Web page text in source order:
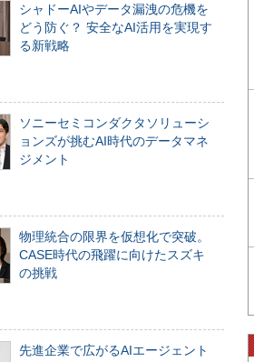
シャドーAIやデータ漏洩の危機を
どう防ぐ？ 安全なAI活用を実現す
る新戦略
ソニーセミコンダクタソリューシ
ョンズが挑むAI時代のデータマネ
ジメント
物理統合の限界を仮想化で突破。
CASE時代の飛躍に向けたスズキ
の挑戦
先進企業で広がるAIエージェント